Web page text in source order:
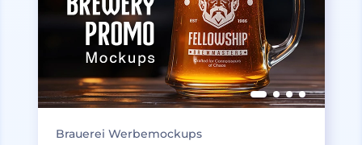
Brauerei Werbemockups